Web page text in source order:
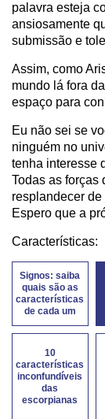
palavra esteja
ansiosamente
submissão e
Assim, como
mundo lá fora
espaço para
Eu não sei se
ninguém no
tenha interesse
Todas as forças
resplandecer
Espero que a
Características:
Signos: saiba
quais são as
características
de cada um
10
características
inconfundíveis
das
escorpianas